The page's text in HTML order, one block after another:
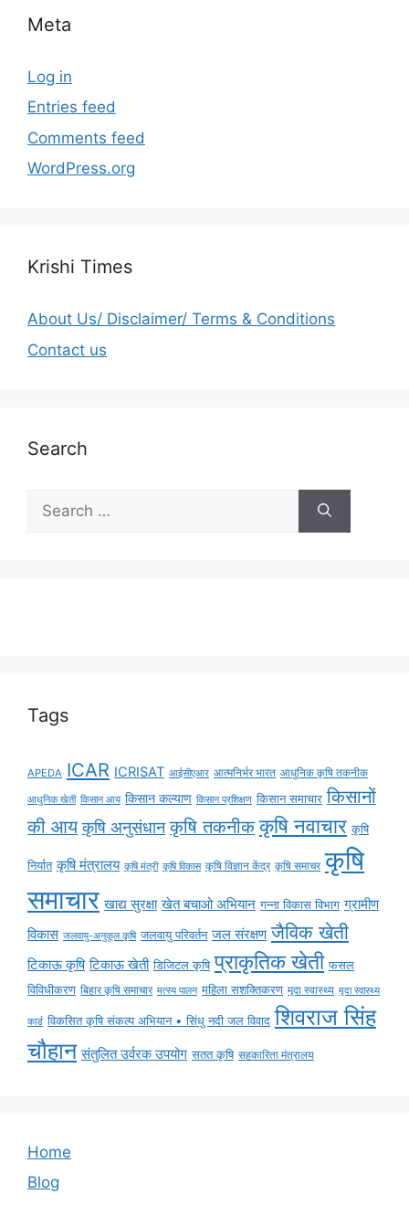
Meta
Log in
Entries feed
Comments feed
WordPress.org
Krishi Times
About Us/ Disclaimer/ Terms & Conditions
Contact us
Search
Tags
APEDA ICAR ICRISAT आईसीएआर आत्मनिर्भर भारत आधुनिक कृषि तकनीक
आधुनिक खेती किसान आय किसान कल्याण किसान प्रशिक्षण किसान समाचार किसानों
की आय कृषि अनुसंधान कृषि तकनीक कृषि नवाचार कृषि
निर्यात कृषि मंत्रालय कृषि मंत्री कृषि विकास कृषि विज्ञान केंद्र कृषि समाचर कृषि
समाचार खाद्य सुरक्षा खेत बचाओ अभियान गन्ना विकास विभाग ग्रामीण
विकास जलवायु-अनुकूल कृषि जलवायु परिवर्तन जल संरक्षण जैविक खेती
टिकाऊ कृषि टिकाऊ खेती डिजिटल कृषि प्राकृतिक खेती फसल
विविधीकरण बिहार कृषि समाचार मत्स्य पालन महिला सशक्तिकरण मृदा स्वास्थ्य मृदा स्वास्थ्य
कार्ड विकसित कृषि संकल्प अभियान • सिंधु नदी जल विवाद शिवराज सिंह
चौहान संतुलित उर्वरक उपयोग सतत कृषि सहकारिता मंत्रालय
Home
Blog